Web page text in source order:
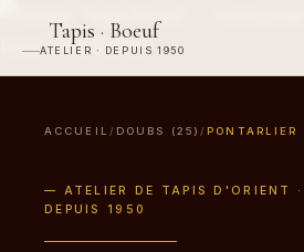
Tapis · Boeuf
ATELIER · DEPUIS 1950
ACCUEIL / DOUBS (25) / PONTARLIER
— ATELIER DE TAPIS D'ORIENT ·
DEPUIS 1950